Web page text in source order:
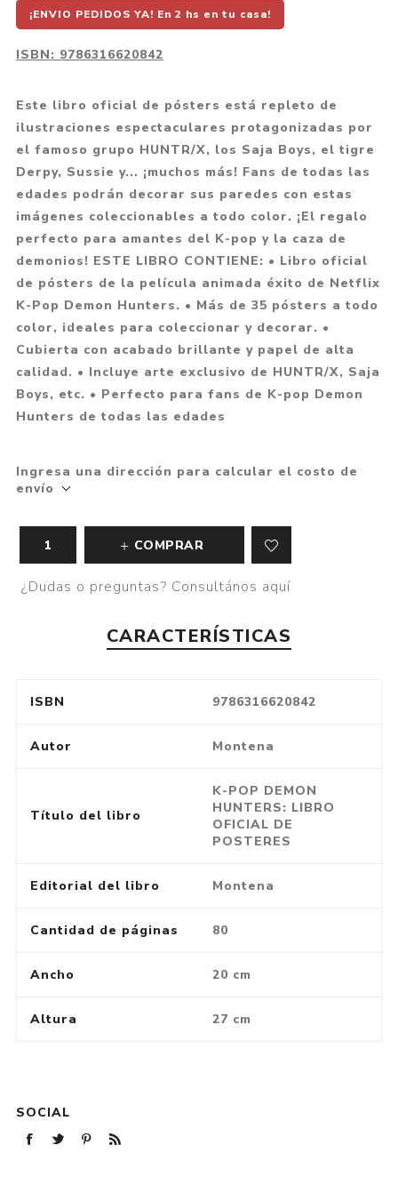
¡ENVIO PEDIDOS YA! En 2 hs en tu casa!
ISBN: 9786316620842
Este libro oficial de pósters está repleto de
ilustraciones espectaculares protagonizadas por
el famoso grupo HUNTR/X, los Saja Boys, el tigre
Derpy, Sussie y... ¡muchos más! Fans de todas las
edades podrán decorar sus paredes con estas
imágenes coleccionables a todo color. ¡El regalo
perfecto para amantes del K-pop y la caza de
demonios! ESTE LIBRO CONTIENE: • Libro oficial
de pósters de la película animada éxito de Netflix
K-Pop Demon Hunters. • Más de 35 pósters a todo
color, ideales para coleccionar y decorar. •
Cubierta con acabado brillante y papel de alta
calidad. • Incluye arte exclusivo de HUNTR/X, Saja
Boys, etc. • Perfecto para fans de K-pop Demon
Hunters de todas las edades
Ingresa una dirección para calcular el costo de
envío
COMPRAR
¿Dudas o preguntas? Consultános aquí
CARACTERÍSTICAS
ISBN 9786316620842
Autor Montena
Título del libro
K-POP DEMON
HUNTERS: LIBRO
OFICIAL DE
POSTERES
Editorial del libro Montena
Cantidad de páginas 80
Ancho 20 cm
Altura 27 cm
SOCIAL